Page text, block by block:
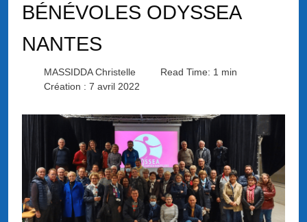
BÉNÉVOLES ODYSSEA
NANTES
MASSIDDA Christelle
Read Time: 1 min
Création : 7 avril 2022